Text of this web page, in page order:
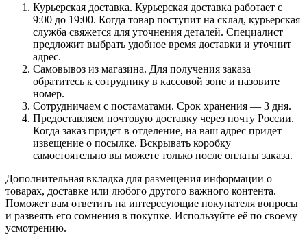
Курьерская доставка. Курьерская доставка работает с
9:00 до 19:00. Когда товар поступит на склад, курьерская
служба свяжется для уточнения деталей. Специалист
предложит выбрать удобное время доставки и уточнит
адрес.
Самовывоз из магазина. Для получения заказа
обратитесь к сотруднику в кассовой зоне и назовите
номер.
Сотрудничаем с постаматами. Срок хранения — 3 дня.
Предоставляем почтовую доставку через почту России.
Когда заказ придет в отделение, на ваш адрес придет
извещение о посылке. Вскрывать коробку
самостоятельно вы можете только после оплаты заказа.
Дополнительная вкладка для размещения информации о
товарах, доставке или любого другого важного контента.
Поможет вам ответить на интересующие покупателя вопросы
и развеять его сомнения в покупке. Используйте её по своему
усмотрению.